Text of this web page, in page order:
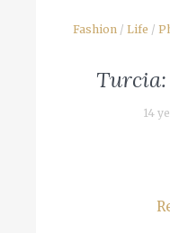
Fashion / Life /
14